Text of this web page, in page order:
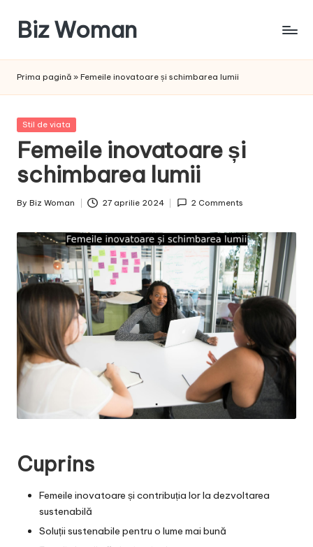
content
Biz Woman
succesul
Prima pagină » Femeile inovatoare și schimbarea lumii
Posted
Stil de viata
Femeile inovatoare și
schimbarea lumii
Posted
By Biz Woman 27 aprilie 2024 2 Comments
Cuprins
Femeile inovatoare și contribuția lor la dezvoltarea
sustenabilă
Soluții sustenabile pentru o lume mai bună